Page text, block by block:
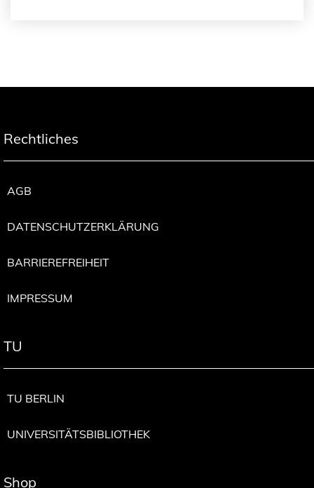
Rechtliches
AGB
DATENSCHUTZERKLÄRUNG
BARRIEREFREIHEIT
IMPRESSUM
TU
TU BERLIN
UNIVERSITÄTSBIBLIOTHEK
Shop